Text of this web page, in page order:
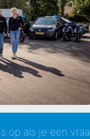
op als je een